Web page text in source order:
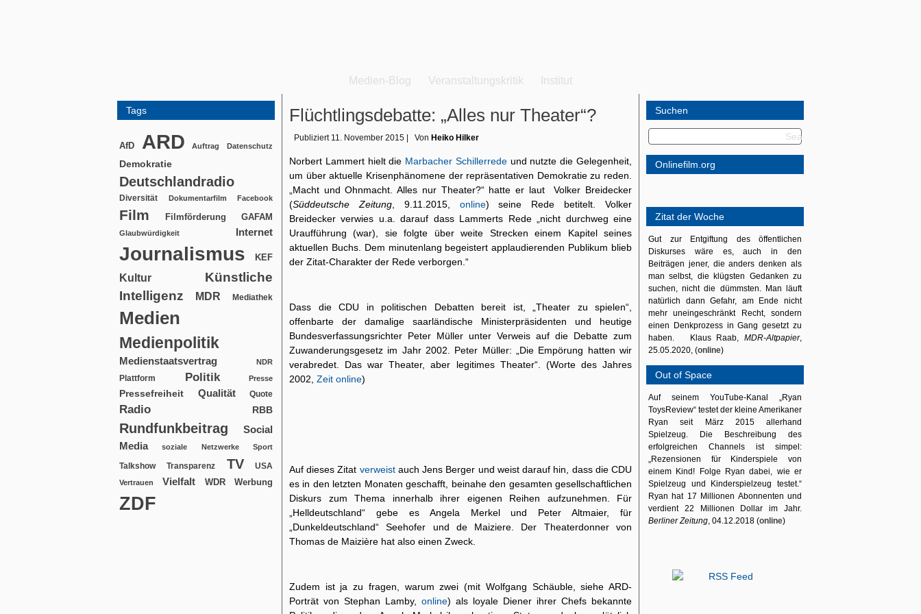
Medien-Blog Veranstaltungskritik Institut
Tags
AfD ARD Auftrag Datenschutz
Demokratie
Deutschlandradio
Diversität Dokumentarfilm Facebook
Film Filmförderung GAFAM
Glaubwürdigkeit Internet
Journalismus KEF
Kultur
Künstliche
Intelligenz
MDR Mediathek
Medien
Medienpolitik
Medienstaatsvertrag NDR
Plattform Politik Presse
Pressefreiheit Qualität Quote
Radio RBB
Rundfunkbeitrag
Social
Media
soziale Netzwerke Sport
Talkshow Transparenz TV USA
Vertrauen Vielfalt WDR Werbung
ZDF
Flüchtlingsdebatte: „Alles nur Theater“?
Publiziert 11. November 2015 Von Heiko Hilker
Norbert Lammert hielt die Marbacher Schillerredeund nutzte die Gelegenheit,
um über aktuelle Krisenphänomene der repräsentativen Demokratie zu reden.
„Macht und Ohnmacht. Alles nur Theater?“ hatte er laut Volker Breidecker
(Süddeutsche Zeitung, 9.11.2015, online) seine Rede betitelt. Volker
Breidecker verwies u.a. darauf dass Lammerts Rede „nicht durchweg eine
Uraufführung (war), sie folgte über weite Strecken einem Kapitel seines
aktuellen Buchs. Dem minutenlang begeistert applaudierenden Publikum blieb
der Zitat-Charakter der Rede verborgen.“
Dass die CDU in politischen Debatten bereit ist, „Theater zu spielen“,
offenbarte der damalige saarländische Ministerpräsidenten und heutige
Bundesverfassungsrichter Peter Müller unter Verweis auf die Debatte zum
Zuwanderungsgesetz im Jahr 2002. Peter Müller: „Die Empörung hatten wir
verabredet. Das war Theater, aber legitimes Theater“. (Worte des Jahres
2002, Zeit online)
Auf dieses Zitat verweistauch Jens Berger und weist darauf hin, dass die CDU
es in den letzten Monaten geschafft, beinahe den gesamten gesellschaftlichen
Diskurs zum Thema innerhalb ihrer eigenen Reihen aufzunehmen. Für
„Helldeutschland“ gebe es Angela Merkel und Peter Altmaier, für
„Dunkeldeutschland“ Seehofer und de Maiziere. Der Theaterdonner von
Thomas de Maizière hat also einen Zweck.
Zudem ist ja zu fragen, warum zwei (mit Wolfgang Schäuble, siehe ARD-
Porträt von Stephan Lamby, online) als loyale Diener ihrer Chefs bekannte
Suchen
Onlinefilm.org
Zitat der Woche
Gut zur Entgiftung des öffentlichen
Diskurses wäre es, auch in den
Beiträgen jener, die anders denken als
man selbst, die klügsten Gedanken zu
suchen, nicht die dümmsten. Man läuft
natürlich dann Gefahr, am Ende nicht
mehr uneingeschränkt Recht, sondern
einen Denkprozess in Gang gesetzt zu
haben. Klaus Raab, MDR-Altpapier,
25.05.2020, (online)
Out of Space
Auf seinem YouTube-Kanal „Ryan
ToysReview“ testet der kleine Amerikaner
Ryan seit März 2015 allerhand
Spielzeug. Die Beschreibung des
erfolgreichen Channels ist simpel:
„Rezensionen für Kinderspiele von
einem Kind! Folge Ryan dabei, wie er
Spielzeug und Kinderspielzeug testet.“
Ryan hat 17 Millionen Abonnenten und
verdient 22 Millionen Dollar im Jahr.
Berliner Zeitung, 04.12.2018 (online)